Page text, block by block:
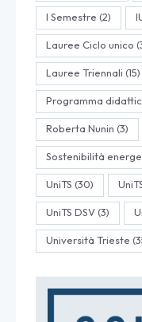
I Semestre (2)
Lauree Ciclo unico
Lauree Triennali (15)
Programma
Roberta Nunin (3)
Sostenibilità
UniTS (30)
UniTS DSV(3)
Università Trieste